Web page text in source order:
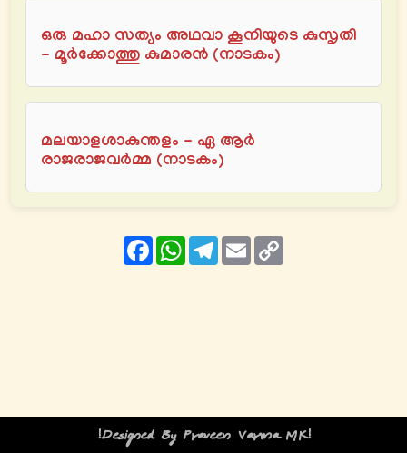
ഒരു മഹാ സത്യം അഥവാ കൂനിയുടെ കുസൃതി
- മൂര്‍ക്കോത്തു കുമാരന്‍ (നാടകം)
മലയാളശാകുന്തളം - ഏ ആര്‍
രാജരാജവര്‍മ്മ (നാടകം)
FacebookWhatsAppTelegram
Email
!Designed By Praveen Varma MK!